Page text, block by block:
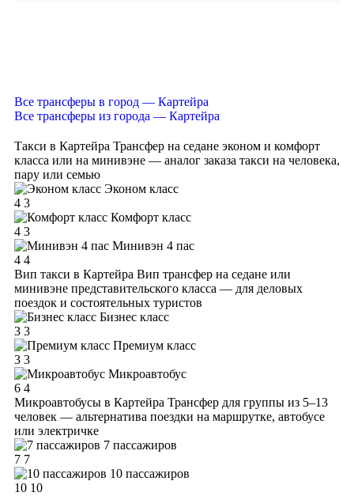
Все трансферы в город — Картейра
Все трансферы из города — Картейра
Такси в Картейра Трансфер на седане эконом и комфорт
класса или на минивэне — аналог заказа такси на человека,
пару или семью
Эконом класс
4 3
Комфорт класс
4 3
Минивэн 4 пас
4 4
Вип такси в Картейра Вип трансфер на седане или
минивэне представительского класса — для деловых
поездок и состоятельных туристов
Бизнес класс
3 3
Премиум класс
3 3
Микроавтобус
6 4
Микроавтобусы в Картейра Трансфер для группы из 5–13
человек — альтернатива поездки на маршрутке, автобусе
или электричке
7 пассажиров
7 7
10 пассажиров
10 10